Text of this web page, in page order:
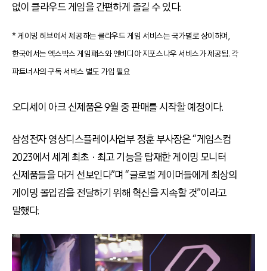
없이 클라우드 게임을 간편하게 즐길 수 있다.
* 게이밍 허브에서 제공하는 클라우드 게임 서비스는 국가별로 상이하며,
한국에서는 엑스박스 게임패스와 엔비디아 지포스나우 서비스가 제공됨. 각
파트너사의 구독 서비스 별도 가입 필요
오디세이 아크 신제품은9월 중 판매를 시작할 예정이다.
삼성전자 영상디스플레이사업부 정훈 부사장은 “게임스컴
2023에서 세계 최초ㆍ최고 기능을 탑재한 게이밍 모니터
신제품들을 대거 선보인다”며 “글로벌 게이머들에게 최상의
게이밍 몰입감을 전달하기 위해 혁신을 지속할 것”이라고
말했다.